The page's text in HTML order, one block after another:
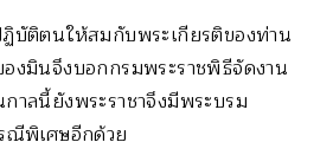
บัติตนให้สมกับพระเกียรติของท่าน
งมินจึงบอกกรมพระราชพิธีจัดงาน
าลนี้ยังพระราชาจึงมีพระบรม
ณีพิเศษอีกด้วย